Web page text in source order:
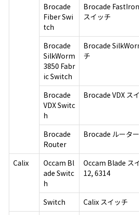
Brocade
Fiber Swi
tch
Brocade
スイッチ
Brocade
SilkWorm
3850 Fabr
ic Switch
Brocade
チ
Brocade
VDX Switc
h
Brocade VDX ス
Brocade
Router
Brocade ルーター
Calix
Occam Bl
ade Switc
h
Occam Blade ス
12, 6314
Switch
Calix スイッチ